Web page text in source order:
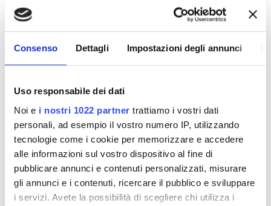
Consenso Dettagli Impostazioni degli annunci
Uso responsabile dei dati
Noi e i nostri 1022 partner trattiamo i vostri dati
personali, ad esempio il vostro numero IP, utilizzando
tecnologie come i cookie per memorizzare e accedere
alle informazioni sul vostro dispositivo al fine di
pubblicare annunci e contenuti personalizzati, misurare
gli annunci e i contenuti, ricercare il pubblico e sviluppare
i servizi. Avete la possibilità di scegliere chi utilizza i
Giovagnoli S., Mandolesi L., Magri S., Gualtieri L.,
Fabbri D., Tossani E., Benassi M. (2020).
Internalizing Symptoms in Developmental
Lauria S., Fiumara A. (2014).
dell’apprendimento.Il Caduceo: rivista di
aggiornamento scientifico e cultura medica. Vol.
16, N. 3, 11-14
Manzoni S., Antonietti A. (2005).Depressione,
ansia e vissuti emotivi in ragazzi di 14-16 anni
con problemi di attenzione.Imparare, 2, 1-8